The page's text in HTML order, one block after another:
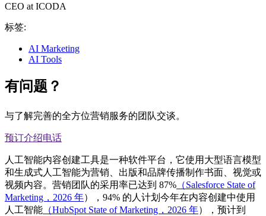
CEO at ICODA
标签:
AI Marketing
AI Tools
有问题？
与了解完善的全方位营销服务的团队交谈。
预订介绍电话
人工智能内容创建工具是一种软件平台，它使用大型语言模型
和生成式人工智能为营销、出版和品牌传播制作书面、视觉或
视频内容。营销团队的采用率已达到 87% （Salesforce State of
Marketing，2026 年），94% 的人计划今年在内容创建中使用
人工智能 （HubSpot State of Marketing，2026 年），预计到